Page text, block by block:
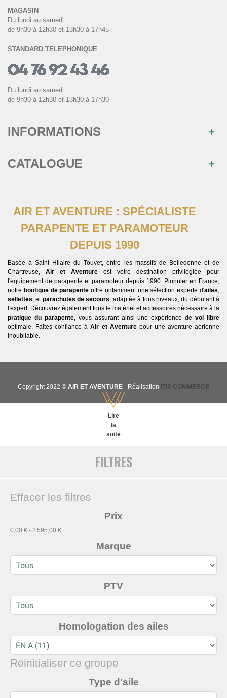
FILTRES
Effacer les filtres
Prix
0,00 € - 2 595,00 €
Marque
PTV
Homologation des ailes
Réinitialiser ce groupe
Type d'aile
Lire
la
suite
MAGASIN
Du lundi au samedi
de 9h30 à 12h30 et 13h30 à 17h45
STANDARD TELEPHONIQUE
Du lundi au samedi
de 9h30 à 12h30 et 13h30 à 17h30
INFORMATIONS
CATALOGUE
AIR ET AVENTURE : SPÉCIALISTE
PARAPENTE ET PARAMOTEUR
DEPUIS 1990
Basée à Saint Hilaire du Touvet, entre les massifs de Belledonne et de
Chartreuse, Air et Aventure est votre destination privilégiée pour
l'équipement de parapente et paramoteur depuis 1990. Pionnier en France,
notre boutique de parapente offre notamment une sélection experte d'ailes
sellettes , et parachutes de secours , adaptée à tous niveaux, du débutant à
l'expert. Découvrez également tous le matériel et accessoires nécessaire à la
pratique du parapente, vous assurant ainsi une expérience devol libre
optimale. Faites confiance àAir et Aventurepour une aventure aérienne
inoubliable.
Copyright 2022 © AIR ET AVENTURE - Réalisation ITIS COMMERCE